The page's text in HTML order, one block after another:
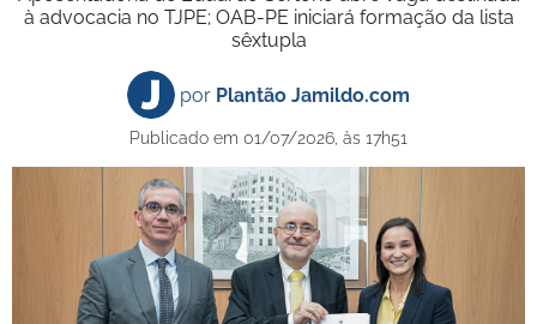
à advocacia no TJPE; OAB-PE iniciará formação da lista
sêxtupla
por Plantão Jamildo.com
Publicado em 01/07/2026, às 17h51